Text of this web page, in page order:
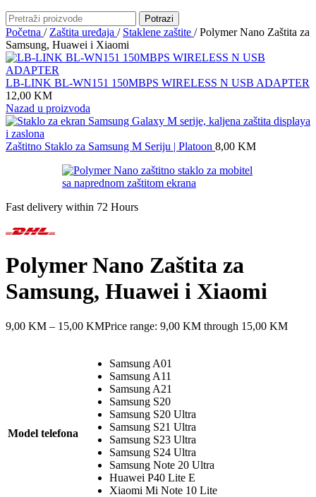
Potrazi
Početna / Zaštita uređaja / Staklene zaštite / Polymer Nano Zaštita za
Samsung, Huawei i Xiaomi
LB-LINK BL-WN151 150MBPS WIRELESS N USB ADAPTER
12,00 KM
Nazad u proizvoda
Zaštitno Staklo za Samsung M Seriju | Platoon 8,00 KM
Fast delivery within 72 Hours
Polymer Nano Zaštita za
Samsung, Huawei i Xiaomi
9,00 KM – 15,00 KMPrice range: 9,00 KM through 15,00 KM
Model telefona
Samsung A01
Samsung A11
Samsung A21
Samsung S20
Samsung S20 Ultra
Samsung S21 Ultra
Samsung S23 Ultra
Samsung S24 Ultra
Samsung Note 20 Ultra
Huawei P40 Lite E
Xiaomi Mi Note 10 Lite